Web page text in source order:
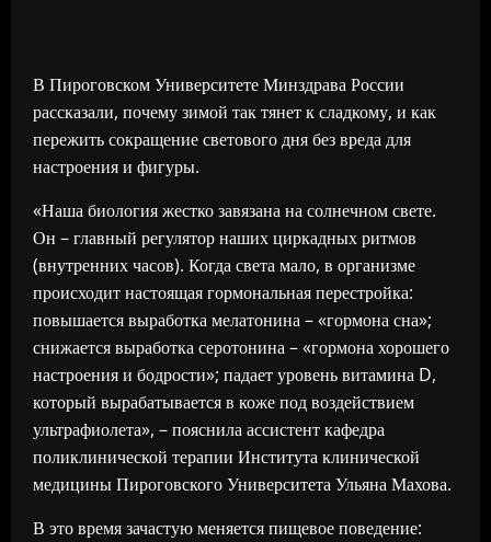
В Пироговском Университете Минздрава России
рассказали, почему зимой так тянет к сладкому, и как
пережить сокращение светового дня без вреда для
настроения и фигуры.
«Наша биология жестко завязана на солнечном свете.
Он – главный регулятор наших циркадных ритмов
(внутренних часов). Когда света мало, в организме
происходит настоящая гормональная перестройка:
повышается выработка мелатонина – «гормона сна»;
снижается выработка серотонина – «гормона хорошего
настроения и бодрости»; падает уровень витамина D,
который вырабатывается в коже под воздействием
ультрафиолета», – пояснила ассистент кафедра
поликлинической терапии Института клинической
медицины Пироговского Университета Ульяна Махова.
В это время зачастую меняется пищевое поведение: